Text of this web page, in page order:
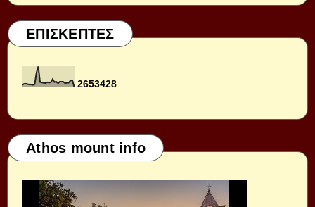
ΕΠΙΣΚΕΠΤΕΣ
2653428
Athos mount info